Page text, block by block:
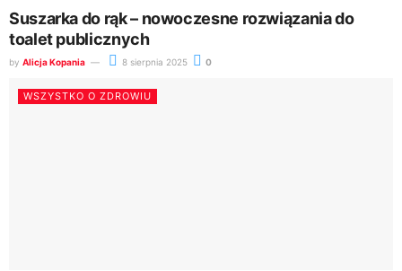
Suszarka do rąk – nowoczesne rozwiązania do
toalet publicznych
by Alicja Kopania 8 sierpnia 2025 0
WSZYSTKO O ZDROWIU